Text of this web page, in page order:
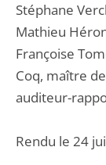
Stéphane
Mathieu
Françoise
Coq, maître
auditeur-
Rendu le 24